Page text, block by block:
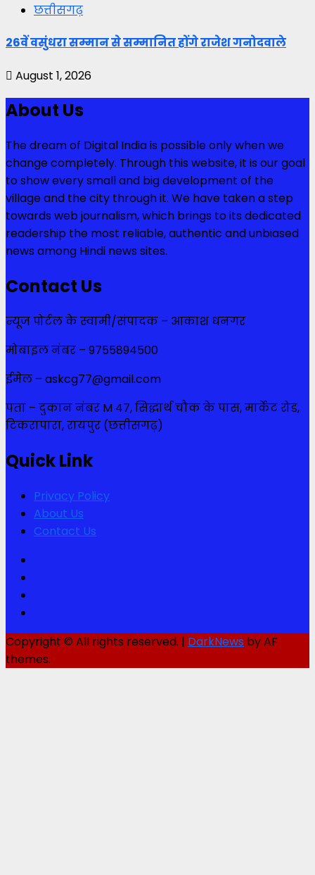
छत्तीसगढ़
26वें वसुंधरा सम्मान से सम्मानित होंगे राजेश गनोदवाले
August 1, 2026
About Us
The dream of Digital India is possible only when we
change completely. Through this website, it is our goal
to show every small and big development of the
village and the city through it. We have taken a step
towards web journalism, which brings to its dedicated
readership the most reliable, authentic and unbiased
news among Hindi news sites.
Contact Us
न्यूज पोर्टल के स्वामी/संपादक – आकाश धनगर
मोबाइल नंबर – 9755894500
ईमेल – askcg77@gmail.com
पता – दुकान नंबर M 47, सिद्धार्थ चौक के पास, मार्केट रोड,
टिकरापारा, रायपुर (छत्तीसगढ़)
Quick Link
Privacy Policy
About Us
Contact Us
Copyright © All rights reserved. | DarkNews by AF
themes.